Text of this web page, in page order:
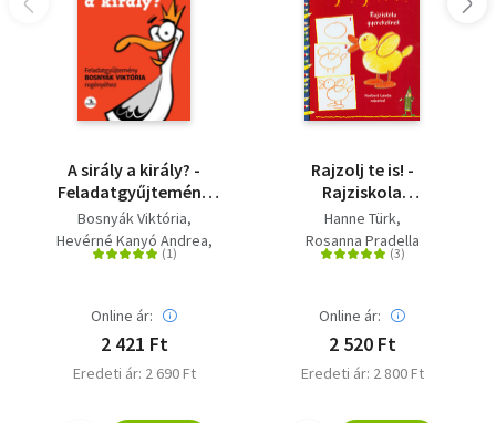
A sirály a király? -
Feladatgyűjtemény
Bosnyák Viktória
regényéhez
Bosnyák Viktória
Hevérné Kanyó Andrea
Dudás Győző
Online ár:
2 421 Ft
Eredeti ár: 2 690 Ft
Rajzolj te is! -
Rajziskola
gyerekeknek
Hanne Türk
Rosanna Pradella
Online ár:
2 520 Ft
Eredeti ár: 2 800 Ft